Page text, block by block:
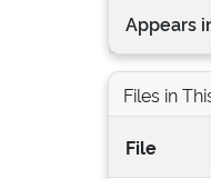
Appears
Files in
File